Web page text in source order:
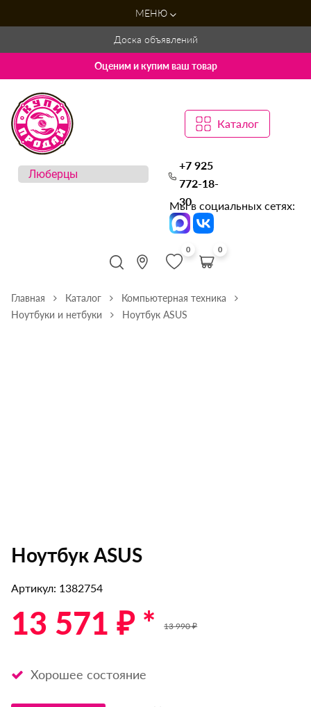
МЕНЮ
Доска объявлений
Оценим и купим ваш товар
Каталог
+7 925
772-18-
30
Мы в социальных сетях:
0 0
Главная Каталог
Компьютерная техника
Ноутбуки и нетбуки
Ноутбук ASUS
Ноутбук ASUS
Артикул: 1382754
13 571 ₽ * 13 990 ₽
Хорошее состояние